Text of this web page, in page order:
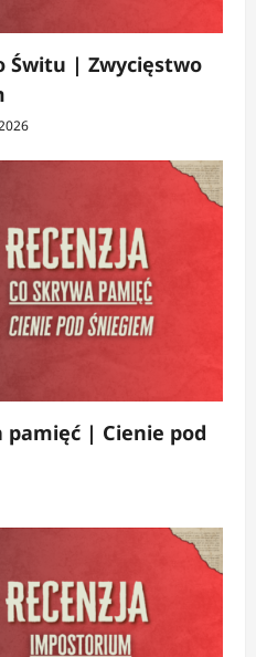
Świtu | Zwycięstwo
pamięć | Cienie pod